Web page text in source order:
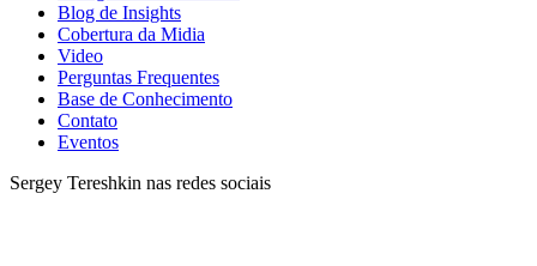
Blog de Insights
Cobertura da Midia
Video
Perguntas Frequentes
Base de Conhecimento
Contato
Eventos
Sergey Tereshkin nas redes sociais